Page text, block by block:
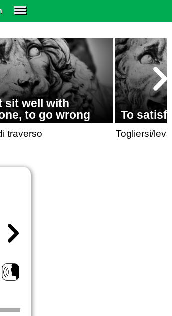
SUBSCRIBE
EDUCATIONAL LICENSES
GIFT CARDS
OTHER LANGUAGES
ABOUT US
ALEXA
sit well with
to go wrong
traverso
To
Togliersi/